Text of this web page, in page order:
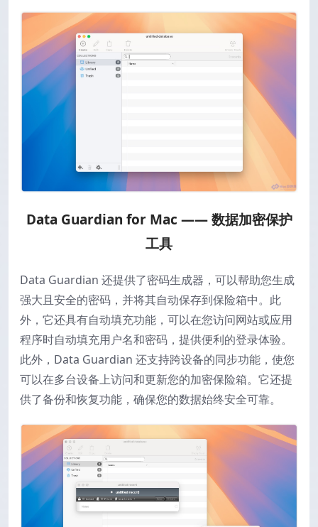
Data Guardian for Mac —— 数据加密保护
工具
Data Guardian 还提供了密码生成器，可以帮助您生成
强大且安全的密码，并将其自动保存到保险箱中。此
外，它还具有自动填充功能，可以在您访问网站或应用
程序时自动填充用户名和密码，提供便利的登录体验。
此外，Data Guardian 还支持跨设备的同步功能，使您
可以在多台设备上访问和更新您的加密保险箱。它还提
供了备份和恢复功能，确保您的数据始终安全可靠。